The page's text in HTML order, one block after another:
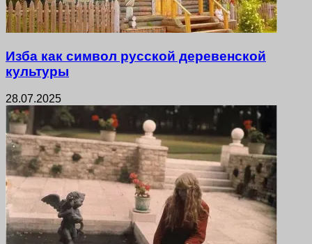
Изба как символ русской деревенской
культуры
28.07.2025